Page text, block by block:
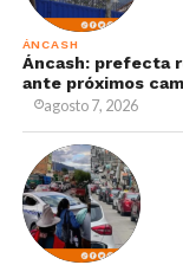
ÁNCASH
Áncash: prefecta
ante próximos
agosto 7, 2026